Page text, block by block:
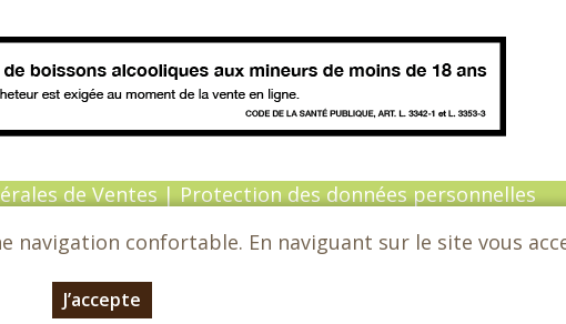
de Ventes | Protection des données personnelles
- Tous droits réservés - Conception : Sarl Dynapse
confortable. En naviguant sur le site vous
J’accepte